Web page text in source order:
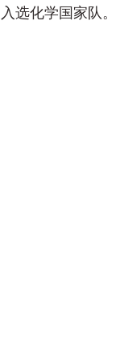
选化学国家队。